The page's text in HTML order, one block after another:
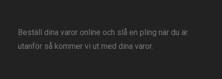
Beställ dina varor online och slå en pling när du är
utanför så kommer vi ut med dina varor.